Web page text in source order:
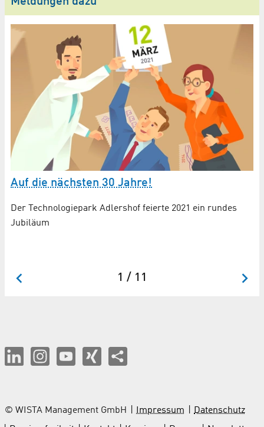
Auf die nächsten 30 Jahre!
Der Technologiepark Adlershof feierte 2021 ein rundes
Jubiläum
1 / 11
© WISTA Management GmbH Impressum
Datenschutz